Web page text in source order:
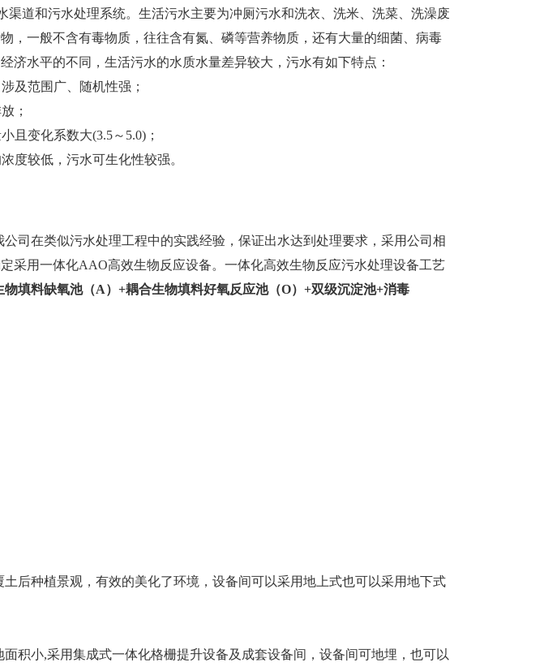
渠道和污水处理系统。生活污水主要为冲厕污水和洗衣、洗米、洗菜、洗澡废
，一般不含有毒物质，往往含有氮、磷等营养物质，还有大量的细菌、病毒
济水平的不同，生活污水的水质水量差异较大，污水有如下特点：
及范围广、随机性强；
；
且变化系数大(3.5～5.0)；
度较低，污水可生化性较强。
司在类似污水处理工程中的实践经验，保证出水达到处理要求，采用公司相
采用一体化AAO高效生物反应设备。一体化高效生物反应污水处理设备工艺
填料缺氧池（A）+耦合生物填料好氧反应池（O）+双级沉淀池+消毒
后种植景观，有效的美化了环境，设备间可以采用地上式也可以采用地下式
积小,采用集成式一体化格栅提升设备及成套设备间，设备间可地埋，也可以